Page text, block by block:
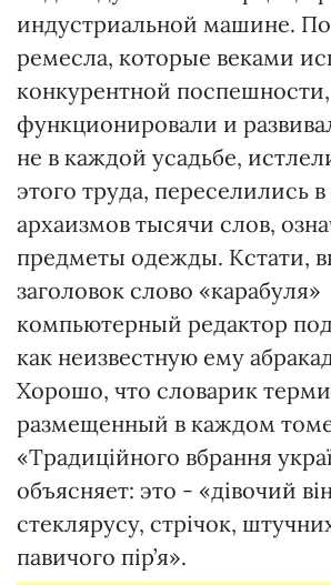
индустриальной машине.
ремесла, которые веками
конкурентной поспешности,
функционировали и
не в каждой усадьбе,
этого труда, переселились
архаизмов тысячи слов,
предметы одежды. Кстати,
заголовок слово «карабуля»
компьютерный редактор
как неизвестную ему
Хорошо, что словарик
размещенный в каждом
«Традиційного вбрання
объясняет: это - «дівочий
стеклярусу, стрічок, штучних
павичого пір’я».